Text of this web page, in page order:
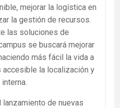
mejorar la logística en
la gestión de recursos.
las soluciones de
se buscará mejorar
más fácil la vida a
la localización y
de nuevas